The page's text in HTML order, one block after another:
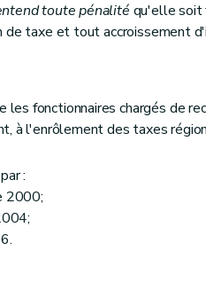
la déclaration
des taxes
toute pénalité qu'elle soit
de taxe et tout accroissement
les fonctionnaires chargés de
à l'enrôlement des taxes
:
2000;